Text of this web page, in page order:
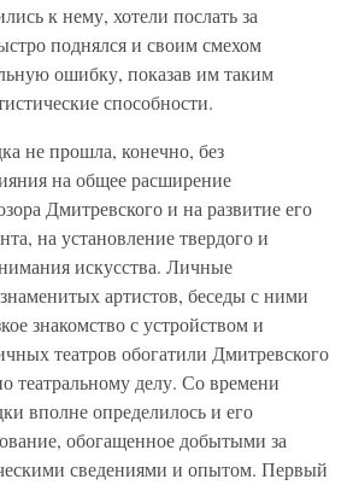
к нему, хотели послать за
поднялся и своим смехом
ошибку, показав им таким
способности.
не прошла, конечно, без
на общее расширение
Дмитревского и на развитие его
на установление твердого и
искусства. Личные
артистов, беседы с ними
знакомство с устройством и
театров обогатили Дмитревского
театральному делу. Со времени
вполне определилось и его
обогащенное добытыми за
сведениями и опытом. Первый